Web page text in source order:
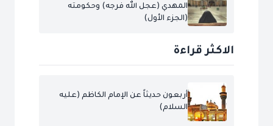
المهدي (عجل الله فرجه) وحكومته
(الجزء الأول)
الاكثر قراءة
أربعون حديثاً عن الإمام الكاظم (عليه
السلام)